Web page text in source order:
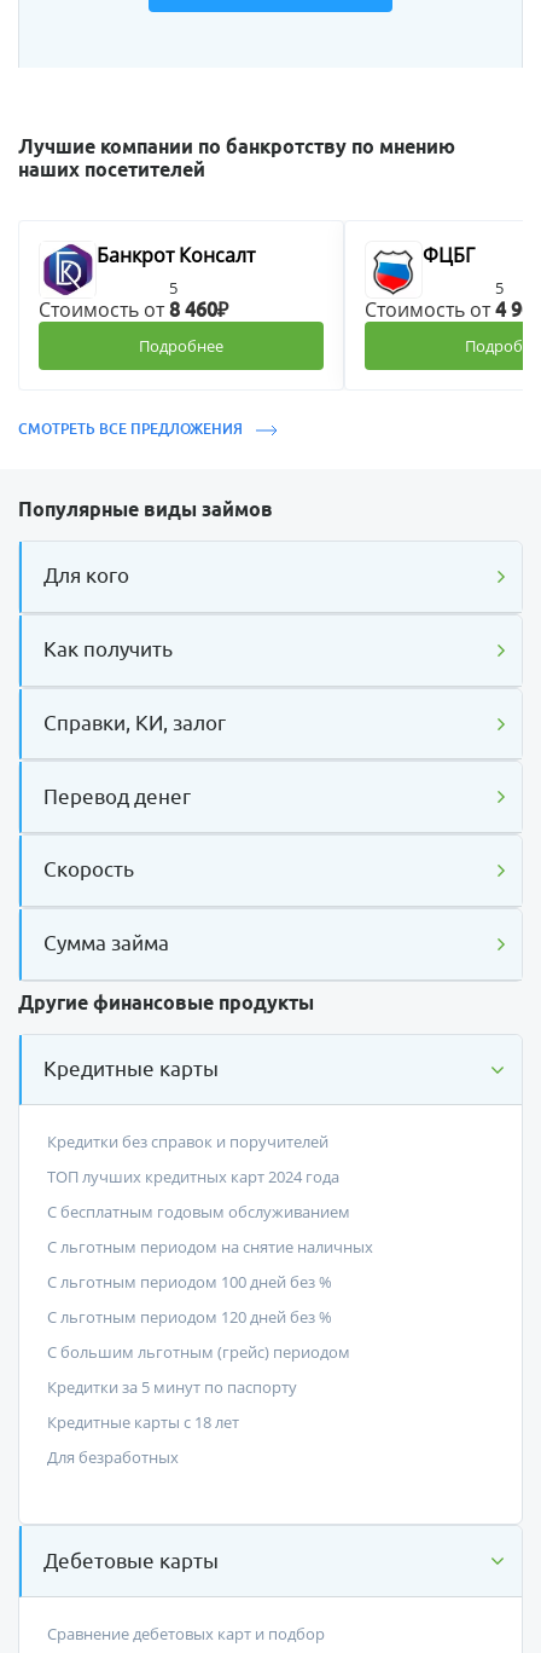
Лучшие компании по банкротству по мнению
наших посетителей
Банкрот Консалт
5
Стоимость от8 460₽
Подробнее
ФЦБГ
5
Стоимость от4
СМОТРЕТЬ ВСЕ ПРЕДЛОЖЕНИЯ
Популярные виды займов
Для кого
Как получить
Справки, КИ, залог
Перевод денег
Скорость
Сумма займа
Другие финансовые продукты
Кредитные карты
Кредитки без справок и поручителей
ТОП лучших кредитных карт 2024 года
С бесплатным годовым обслуживанием
С льготным периодом на снятие наличных
С льготным периодом 100 дней без %
С льготным периодом 120 дней без %
С большим льготным (грейс) периодом
Кредитки за 5 минут по паспорту
Кредитные карты с 18 лет
Для безработных
Дебетовые карты
Сравнение дебетовых карт и подбор